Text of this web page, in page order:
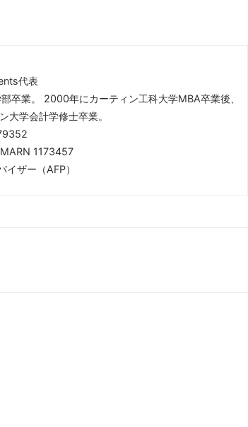
代表
卒業。 2000年にカーティン工科大学MBA卒業後、
大学会計学修士卒業。
1173457
ザー（AFP）